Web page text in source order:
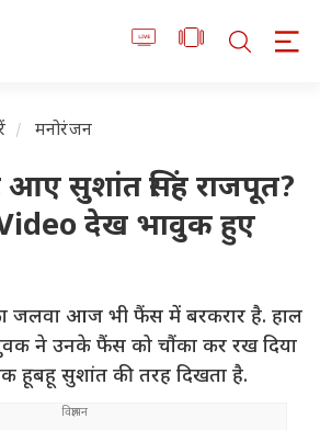
मनोरंजन
आए सुशांत सिंह राजपूत?
देख भावुक हुए
जलवा आज भी फैंस में बरकरार है. हाल
ने उनके फैंस को चौंका कर रख दिया
हूबहू सुशांत की तरह दिखता है.